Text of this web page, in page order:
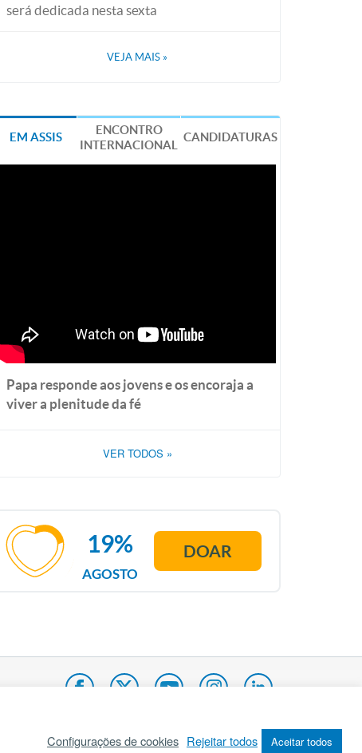
será dedicada nesta sexta
VEJA MAIS »
EM ASSIS
ENCONTRO
INTERNACIONAL
CANDIDATURAS
Papa responde aos jovens e os encoraja a
viver a plenitude da fé
VER TODOS »
AGOSTO
19% DOAR
Mapa do site Internacional
Configurações de cookies Rejeitar todos Aceitar todos